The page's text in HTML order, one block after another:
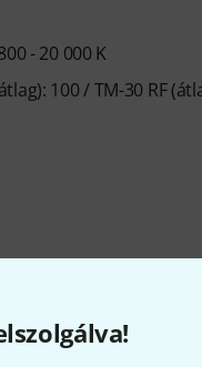
- 20 000 K
100 / TM-30 RF